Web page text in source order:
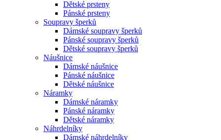
Dětské prsteny
Pánské prsteny
Soupravy šperků
Dámské soupravy šperků
Pánské soupravy šperků
Dětské soupravy šperků
Náušnice
Dámské náušnice
Pánské náušnice
Dětské náušnice
Náramky
Dámské náramky
Pánské náramky
Dětské náramky
Náhrdelníky
Dámské náhrdelníky